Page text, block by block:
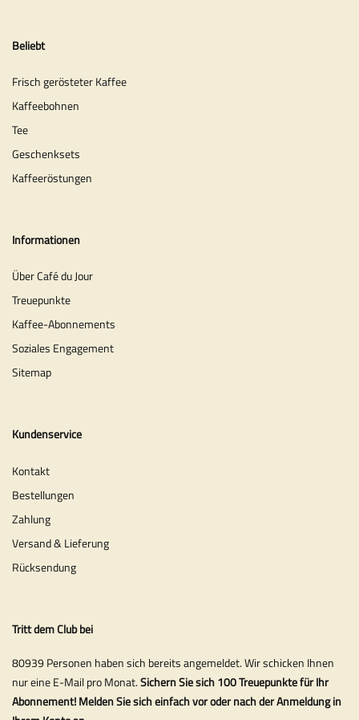
Beliebt
Frisch gerösteter Kaffee
Kaffeebohnen
Tee
Geschenksets
Kaffeeröstungen
Informationen
Über Café du Jour
Treuepunkte
Kaffee-Abonnements
Soziales Engagement
Sitemap
Kundenservice
Kontakt
Bestellungen
Zahlung
Versand & Lieferung
Rücksendung
Tritt dem Club bei
80939 Personen haben sich bereits angemeldet. Wir schicken Ihnen
nur eine E-Mail pro Monat.Sichern Sie sich 100 Treuepunkte für Ihr
Abonnement! Melden Sie sich einfach vor oder nach der Anmeldung in